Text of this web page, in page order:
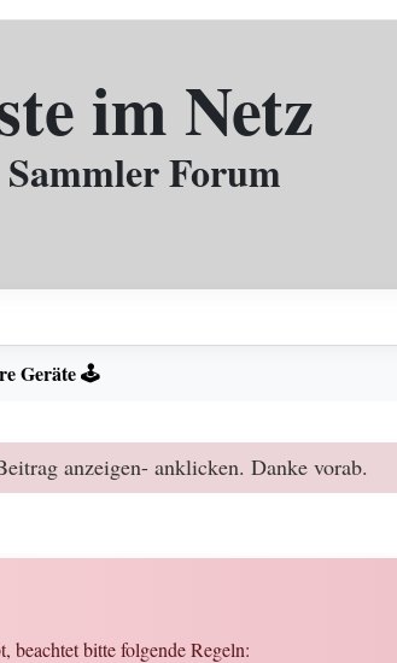
im Netz
Forum
Geräte 🕹️
anzeigen- anklicken. Danke vorab.
beachtet bitte folgende Regeln: